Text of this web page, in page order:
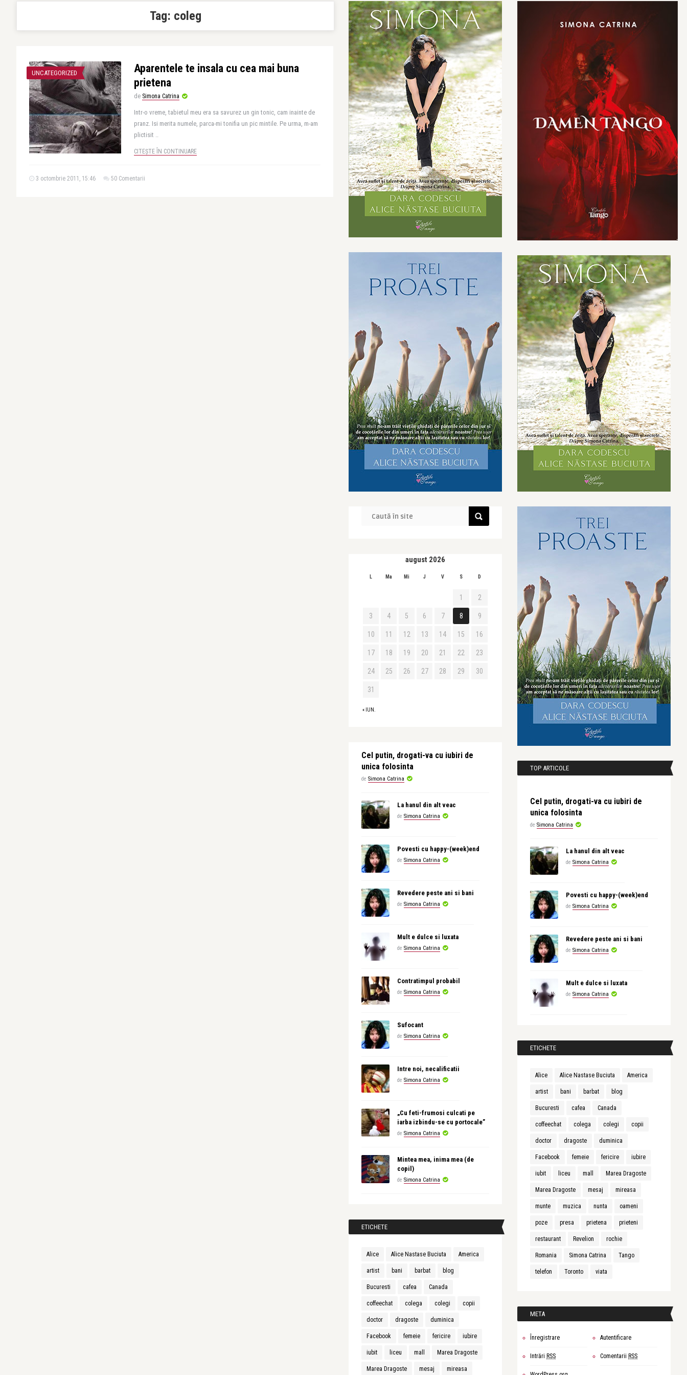
Tag: coleg
UNCATEGORIZED
Aparentele te insala cu cea mai buna
prietena
de Simona Catrina
Intr-o vreme, tabietul meu era sa savurez un gin tonic, cam inainte de
pranz. Isi merita numele, parca-mi tonifia un pic mintile. Pe urma, m-am
plictisit ..
CITEȘTE ÎN CONTINUARE
3 octombrie 2011, 15:46 50 Comentarii
august 2026
L Ma Mi J V S D
« IUN.
1 2
3 4 5 6 7 8 9
10 11 12 13 14 15 16
17 18 19 20 21 22 23
24 25 26 27 28 29 30
31
Cel putin, drogati-va cu iubiri de
unica folosinta
de Simona Catrina
La hanul din alt veac
de Simona Catrina
Povesti cu happy-(week)end
de Simona Catrina
Revedere peste ani si bani
de Simona Catrina
Mult e dulce si luxata
de Simona Catrina
Contratimpul probabil
de Simona Catrina
Sufocant
de Simona Catrina
Intre noi, necalificatii
de Simona Catrina
„Cu feti-frumosi culcati pe
iarba izbindu-se cu portocale”
de Simona Catrina
Mintea mea, inima mea (de
copil)
de Simona Catrina
ETICHETE
Alice Alice Nastase Buciuta America
artist bani barbat blog
Bucuresti cafea Canada
coffeechat colega colegi copii
doctor dragoste duminica
Facebook femeie fericire iubire
iubit liceu mall Marea Dragoste
Marea Dragoste mesaj mireasa
TOP ARTICOLE
Cel putin, drogati-va cu iubiri de
unica folosinta
de Simona Catrina
La hanul din alt veac
de Simona Catrina
Povesti cu happy-(week)end
de Simona Catrina
Revedere peste ani si bani
de Simona Catrina
Mult e dulce si luxata
de Simona Catrina
ETICHETE
Alice Alice Nastase Buciuta America
artist bani barbat blog
Bucuresti cafea Canada
coffeechat colega colegi copii
doctor dragoste duminica
Facebook femeie fericire iubire
iubit liceu mall Marea Dragoste
Marea Dragoste mesaj mireasa
munte muzica nunta oameni
poze presa prietena prieteni
restaurant Revelion rochie
Romania Simona Catrina Tango
telefon Toronto viata
META
Înregistrare Autentificare
Intrări RSS Comentarii RSS